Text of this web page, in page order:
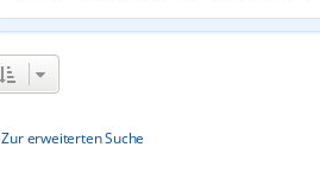
Zur erweiterten Suche